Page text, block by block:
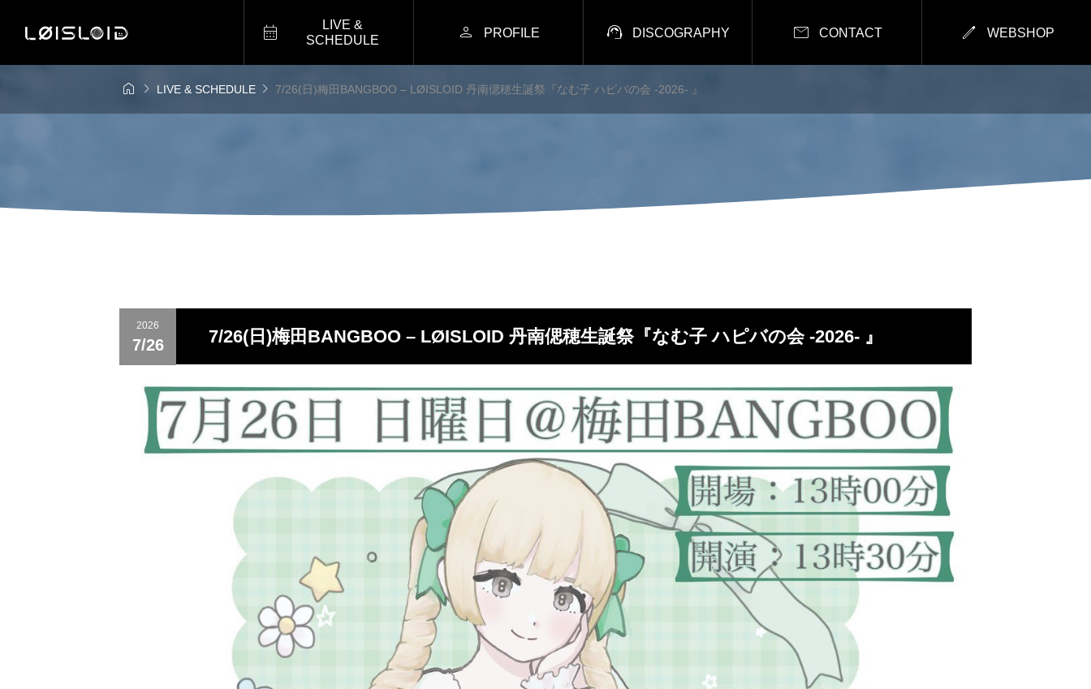

LIVE &
SCHEDULE
 PROFILE  DISCOGRAPHY  CONTACT  WEBSHOP
  LIVE & SCHEDULE  7/26(日)梅田BANGBOO – LØISLOID 丹南偲穂生誕祭『なむ子 ハピバの会 -2026- 』
2026
7/26 7/26(日)梅田BANGBOO – LØISLOID 丹南偲穂生誕祭『なむ子 ハピバの会 -2026- 』